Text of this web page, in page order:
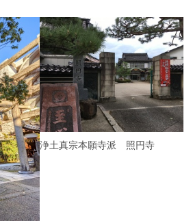
浄土真宗本願寺派 照円寺
N
e
x
t